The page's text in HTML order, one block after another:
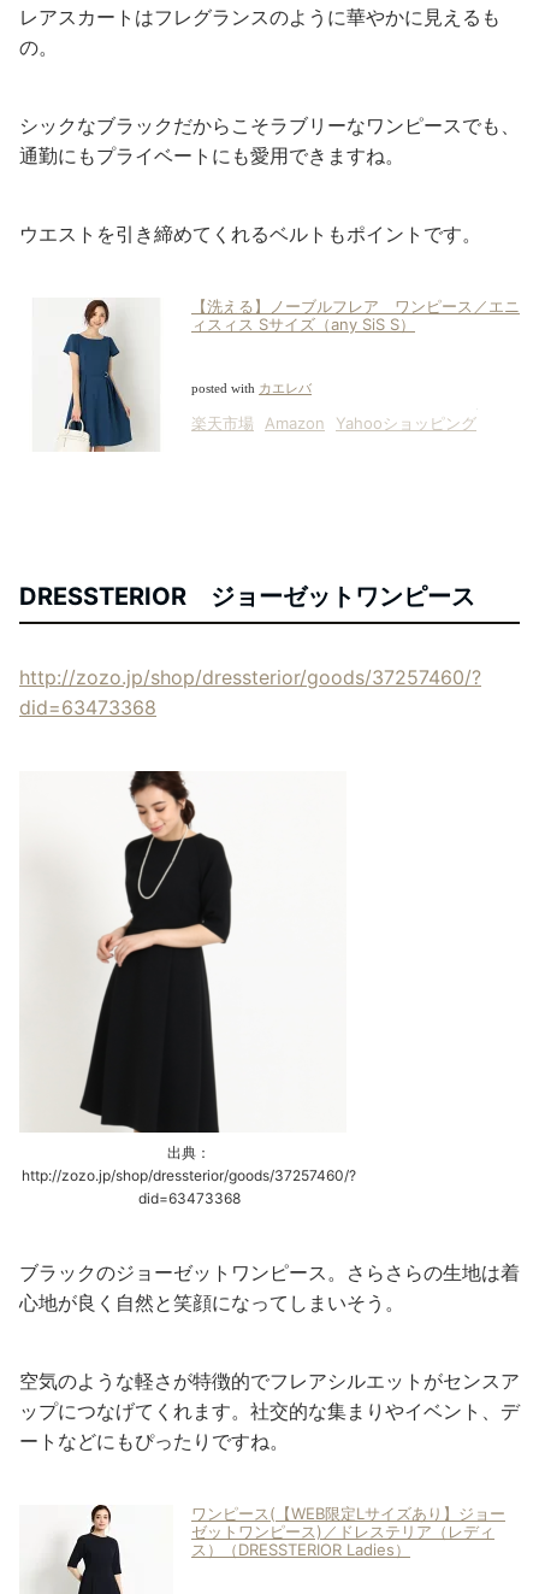
レアスカートはフレグランスのように華やかに見えるも
の。
シックなブラックだからこそラブリーなワンピースでも、
通勤に もプライベートにも愛用できますね。
ウエストを引き締めてくれるベルトもポイントです。
【洗える】ノーブルフレア ワンピース／エニ
ィスィス Sサイズ（any SiS S）
posted with カエレバ
楽天市場 Amazon Yahooショッピング
DRESSTERIOR ジョーゼットワンピース
http://zozo.jp/shop/dressterior/goods/37257460/?
did=63473368
出典：
http://zozo.jp/shop/dressterior/goods/37257460/?
did=63473368
ブラックのジョーゼットワンピース。さらさらの生地は着
心地が良く自然と笑顔になってしまいそう。
空気のような軽さが特徴的でフレアシルエットがセンスア
ップにつなげてくれます。社交的な集まりやイベント、デ
ートなどにもぴったりですね。
ワンピース(【WEB限定Lサイズあり】ジョー
ゼットワンピース)／ドレステリア（レディ
ス）（DRESSTERIOR Ladies）